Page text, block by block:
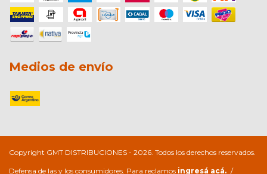
Medios de envío
Copyright GMT DISTRIBUCIONES - 2026. Todos los derechos reservados.
Defensa de las y los consumidores. Para reclamos ingresá acá. /